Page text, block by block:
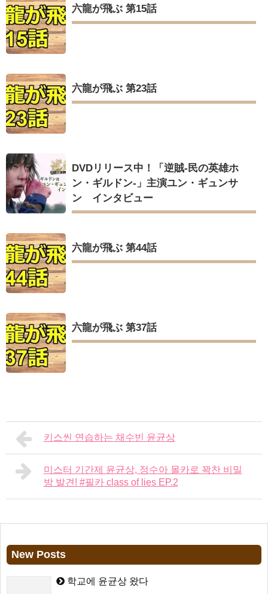
六龍が飛ぶ 第15話
六龍が飛ぶ 第23話
DVDリリース中！「逆賊‐民の英雄ホ
ン・ギルドン‐」主演ユン・ギュンサ
ン インタビュー
六龍が飛ぶ 第44話
六龍が飛ぶ 第37話
키스씬 연습하는 채수빈 윤균상
미스터 기간제 윤균상, 정수아 몰카로 꽉찬 비밀
방 발견! #필카 class of lies EP.2
New Posts
학교에 윤균상 왔다